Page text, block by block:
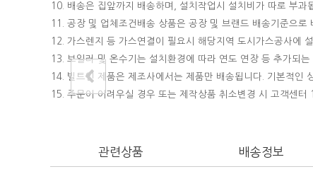
10. 배송은 집앞까지 배송하며, 설치작업시 설치비가 따로 부과
11. 공장 및 업체조건배송 상품은 공장 및 브랜드 배송기준으로
12. 가스렌지 등 가스연결이 필요시 해당지역 도시가스공사에
13. 보일러 및 온수기는 설치환경에 따라 연도 연장 등 추가되
14. 빌트인 제품은 제조사에서는 제품만 배송됩니다. 기본적인
15. 주문이 어려우실 경우 또는 제작상품 취소변경 시 고객센터
관련상품 배송정보